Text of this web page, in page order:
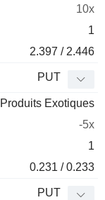
10x
1
2.397 / 2.446
PUT
Produits Exotiques
-5x
1
0.231 / 0.233
PUT